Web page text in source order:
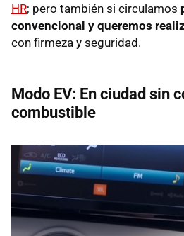
HR; pero también si circulamos
convencional y queremos
con firmeza y seguridad.
Modo EV: En ciudad sin
combustible